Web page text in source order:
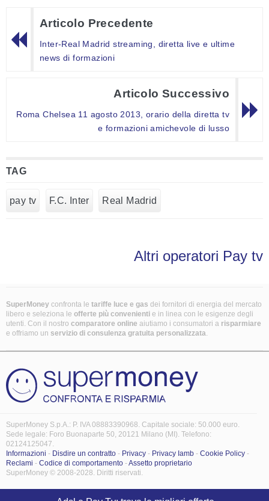
Articolo Precedente
Inter-Real Madrid streaming, diretta live e ultime
news di formazioni
Articolo Successivo
Roma Chelsea 11 agosto 2013, orario della diretta tv
e formazioni amichevole di lusso
TAG
pay tv F.C. Inter Real Madrid
Altri operatori Pay tv
SuperMoney confronta le tariffe luce e gas dei fornitori di energia del mercato
libero e seleziona le offerte più convenienti e in linea con le esigenze degli
utenti. Con il nostro comparatore online aiutiamo i consumatori a risparmiare
e offriamo un servizio di consulenza gratuita personalizzata.
SuperMoney S.p.A.: P. IVA 08883390968. Capitale sociale: 50.000 euro.
Sede legale: Foro Buonaparte 50, 20121 Milano (MI). Telefono:
02124125047.
Informazioni - Disdire un contratto - Privacy - Privacy Iamb - Cookie Policy -
Reclami - Codice di comportamento -Assetto proprietario
SuperMoney © 2008-2028. Diritti riservati.